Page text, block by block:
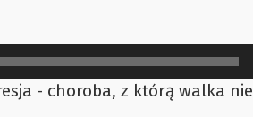
- choroba, z którą walka